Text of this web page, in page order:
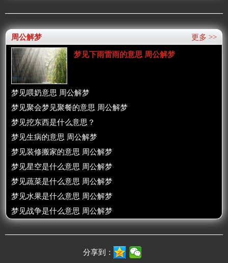
更多 >>
周公解梦
梦见下雨雷雨的意思 周公解梦
梦见喂奶意思 周公解梦
梦见聚会梦见聚餐的意思 周公解梦
梦见挖东西是什么意思？
梦见生病的意思 周公解梦
梦见装修搬家的意思 周公解梦
梦见星空是什么意思 周公解梦
梦见蔬菜是什么意思 周公解梦
梦见水果是什么意思 周公解梦
梦见战争是什么意思 周公解梦
分享到：